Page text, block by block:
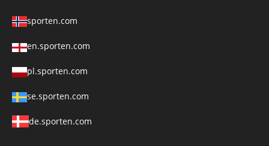
sporten.com
en.sporten.com
pl.sporten.com
se.sporten.com
de.sporten.com